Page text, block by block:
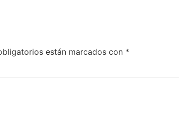
están marcados con *